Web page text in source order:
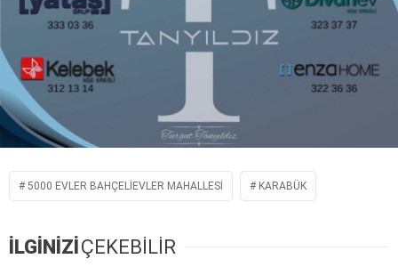
5000 EVLER BAHÇELIEVLER MAHALLESI KARABÜK
İLGİNİZİÇEKEBİLİR